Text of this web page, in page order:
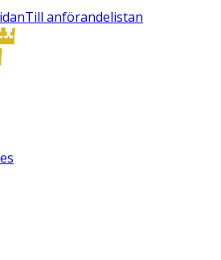
Till anförandelistan